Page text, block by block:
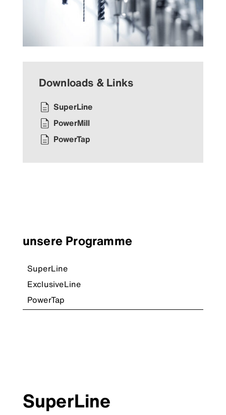
Downloads & Links
SuperLine
PowerMill
PowerTap
unsere Programme
SuperLine
ExclusiveLine
PowerTap
SuperLine